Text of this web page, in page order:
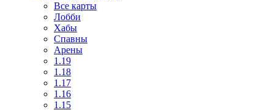
Все карты
Лобби
Хабы
Спавны
Арены
1.19
1.18
1.17
1.16
1.15